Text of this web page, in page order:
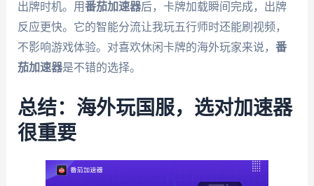
出牌时机。用番茄加速器后，卡牌加载瞬间完成，出牌
反应更快。它的智能分流让我玩五行师时还能刷视频，
不影响游戏体验。对喜欢休闲卡牌的海外玩家来说， 番
茄加速器是不错的选择。
总结：海外玩国服，选对加速器
很重要